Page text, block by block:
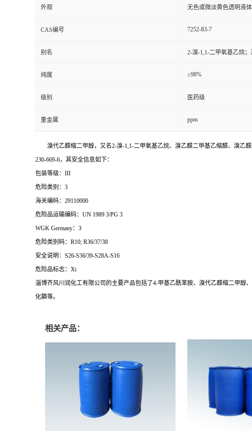
外观 无色或微淡黄色透明液体
CAS编号 7252-83-7
别名 2-溴-1,1-二甲氧基乙烷；
纯度 ≥98%
级别 医药级
重金属 ppm
溴代乙醛缩二甲醇，又名2-溴-1,1-二甲氧基乙烷、溴乙醛二甲基乙缩醛、溴乙
230-669-6，其安全信息如下：
包装等级：III
危险类别：3
海关编码：29110000
危险品运输编码：UN 1989 3/PG 3
WGK Germany：3
危险类别码：R10; R36/37/38
安全说明：S26-S36/39-S28A-S16
危险品标志：Xi
淄博齐风川润化工有限公司的主要产品包括了4-甲基乙酰苯胺、溴代乙醛缩二甲
化膦等。
相关产品：